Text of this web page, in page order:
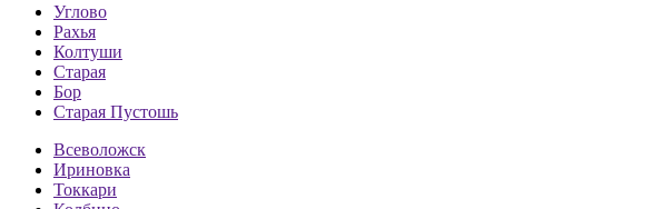
Углово
Рахья
Колтуши
Старая
Бор
Старая Пустошь
Всеволожск
Ириновка
Токкари